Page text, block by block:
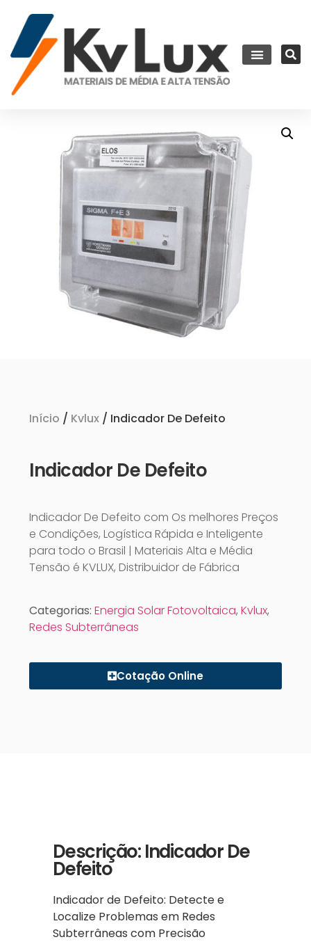
Início / Kvlux / Indicador De Defeito
Indicador De Defeito
Indicador De Defeito com Os melhores Preços
e Condições, Logística Rápida e Inteligente
para todo o Brasil | Materiais Alta e Média
Tensão é KVLUX, Distribuidor de Fábrica
Categorias: Energia Solar Fotovoltaica, Kvlux,
Redes Subterrâneas
Cotação Online
Descrição: Indicador De
Defeito
Indicador de Defeito: Detecte e
Localize Problemas em Redes
Subterrâneas com Precisão